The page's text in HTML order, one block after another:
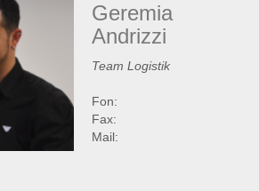
Geremia
Andrizzi
Team Logistik
Fon:
Fax:
Mail: